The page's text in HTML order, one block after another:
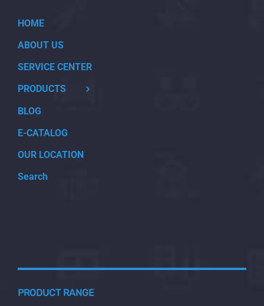
HOME
ABOUT US
SERVICE CENTER
PRODUCTS
BLOG
E-CATALOG
OUR LOCATION
Search
PRODUCT RANGE